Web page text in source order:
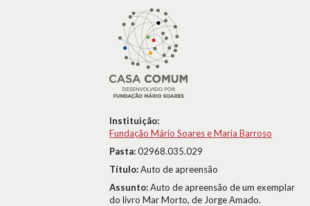
Instituição:
Fundação Mário Soares e Maria Barroso
Pasta:02968.035.029
Título:Auto de apreensão
Assunto:Auto de apreensão de um exemplar
do livro Mar Morto, de Jorge Amado.